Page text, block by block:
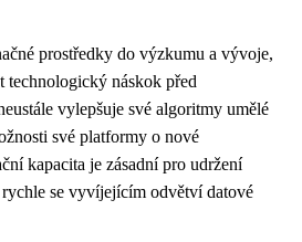
prostředky do výzkumu a vývoje,
technologický náskok před
vylepšuje své algoritmy umělé
své platformy o nové
kapacita je zásadní pro udržení
se vyvíjejícím odvětví datové